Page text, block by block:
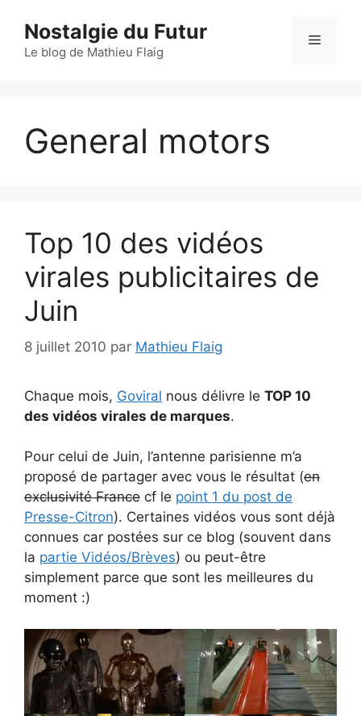
contenu
Nostalgie du Futur
Le blog de Mathieu Flaig
Menu
General motors
Top 10 des vidéos
virales publicitaires de
Juin
8 juillet 2010 par Mathieu Flaig
Chaque mois, Goviral nous délivre le TOP 10
des vidéos virales de marques.
Pour celui de Juin, l’antenne parisienne m’a
proposé de partager avec vous le résultat (en
exclusivité France cf le point 1 du post de
Presse-Citron). Certaines vidéos vous sont déjà
connues car postées sur ce blog (souvent dans
la partie Vidéos/Brèves) ou peut-être
simplement parce que sont les meilleures du
moment :)